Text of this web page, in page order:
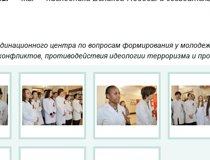
центра по вопросам формирования у
противодействия идеологии терроризма и